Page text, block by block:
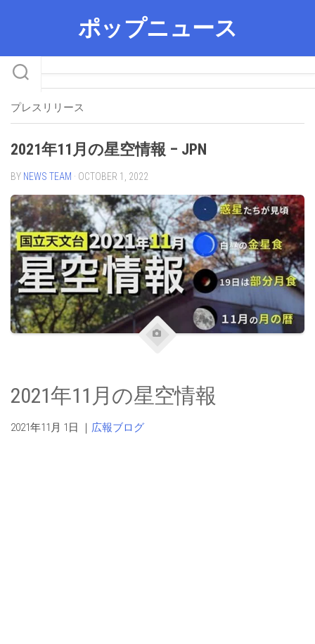
ポップニュース
プレスリリース
2021年11月の星空情報 – JPN
BY NEWS TEAM · OCTOBER 1, 2022
2021年11月の星空情報
2021年11月 1日 ｜ 広報ブログ